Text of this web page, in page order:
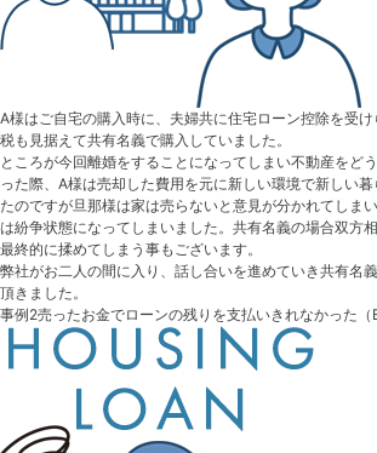
A様はご自宅の購入時に、夫婦共に住宅ローン控除を受
税も見据えて共有名義で購入していました。
ところが今回離婚をすることになってしまい不動産をど
った際、A様は売却した費用を元に新しい環境で新しい
たのですが旦那様は家は売らないと意見が分かれてしま
は紛争状態になってしまいました。共有名義の場合双方
最終的に揉めてしまう事もございます。
弊社がお二人の間に入り、話し合いを進めていき共有名
頂きました。
事例2売ったお金でローンの残りを支払いきれなかった